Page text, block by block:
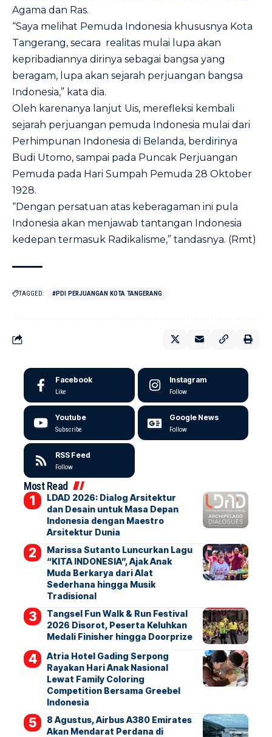
Agama dan Ras.
“Saya melihat Pemuda Indonesia khususnya Kota
Tangerang, secara realitas mulai lupa akan
kepribadiannya dirinya sebagai bangsa yang
beragam, lupa akan sejarah perjuangan bangsa
Indonesia,” kata dia.
Oleh karenanya lanjut Uis, merefleksi kembali
sejarah perjuangan pemuda Indonesia mulai dari
Perhimpunan Indonesia di Belanda, berdirinya
Budi Utomo, sampai pada Puncak Perjuangan
Pemuda pada Hari Sumpah Pemuda 28 Oktober
1928.
“Dengan persatuan atas keberagaman ini pula
Indonesia akan menjawab tantangan Indonesia
kedepan termasuk Radikalisme,” tandasnya. (Rmt)
TAGGED: #PDI PERJUANGAN KOTA TANGERANG
Facebook
Like
Instagram
Follow
Youtube
Subscribe
Google News
Follow
RSS Feed
Follow
Most Read
LDAD 2026: Dialog Arsitektur
dan Desain untuk Masa Depan
Indonesia dengan Maestro
Arsitektur Dunia
Marissa Sutanto Luncurkan Lagu
“KITA INDONESIA”, Ajak Anak
Muda Berkarya dari Alat
Sederhana hingga Musik
Tradisional
Tangsel Fun Walk & Run Festival
2026 Disorot, Peserta Keluhkan
Medali Finisher hingga Doorprize
Atria Hotel Gading Serpong
Rayakan Hari Anak Nasional
Lewat Family Coloring
Competition Bersama Greebel
Indonesia
8 Agustus, Airbus A380 Emirates
Akan Mendarat Perdana di